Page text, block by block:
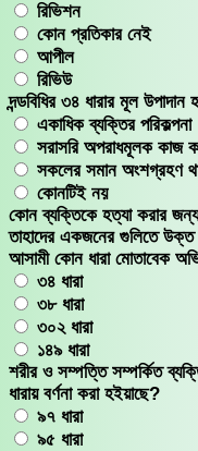
রিভিশন
কোন প্রতিকার নেই
আপীল
রিভিউ
দন্ডবিধির ৩৪ ধারার মূল উপাদান
একাধিক ব্যক্তির পরিকল্পনা
সরাসরি অপরাধমূলক কাজ
সকলের সমান অংশগ্রহণ
কোনটিই নয়
কোন ব্যক্তিকে হত্যা করার
তাহাদের একজনের গুলিতে
আসামী কোন ধারা মোতাবেক
৩৪ ধারা
৩৮ ধারা
৩০২ ধারা
১৪৯ ধারা
শরীর ও সম্পত্তি সম্পর্কিত
ধারায় বর্ণনা করা হইয়াছে?
৯৭ ধারা
৯৫ ধারা